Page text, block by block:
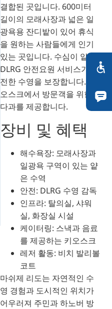
결합된 곳입니다. 600미터
길이의 모래사장과 넓은 일
광욕용 잔디밭이 있어 휴식
을 원하는 사람들에게 인기
있는 곳입니다. 수심이 얕고
DLRG 안전요원 서비스가 안
전한 수영을 보장합니다. 키
오스크에서 방문객을 위한
다과를 제공합니다.
장비 및 혜택
해수욕장: 모래사장과
일광욕 구역이 있는 얕
은 수역
안전: DLRG 수영 감독
인프라: 탈의실, 샤워
실, 화장실 시설
케이터링: 스낵과 음료
를 제공하는 키오스크
레저 활동: 비치 발리볼
코트
마쉬제 리도는 자연적인 수
영 경험과 도시적인 위치가
어우러져 주민과 하노버 방